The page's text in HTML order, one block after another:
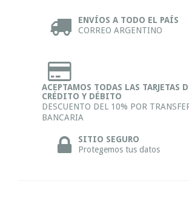
ENVÍOS A TODO EL PAÍS
CORREO ARGENTINO
ACEPTAMOS TODAS LAS TARJETAS
CRÉDITO Y DÉBITO
DESCUENTO DEL 10% POR
BANCARIA
SITIO SEGURO
Protegemos tus datos